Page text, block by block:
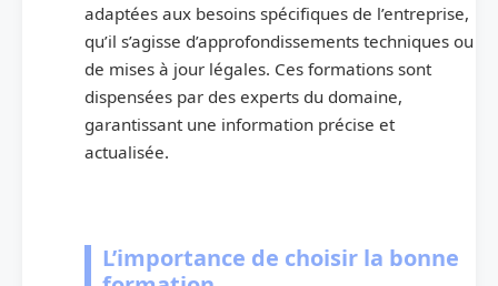
adaptées aux besoins spécifiques de l’entreprise,
qu’il s’agisse d’approfondissements techniques ou
de mises à jour légales. Ces formations sont
dispensées par des experts du domaine,
garantissant une information précise et
actualisée.
L’importance de choisir la bonne